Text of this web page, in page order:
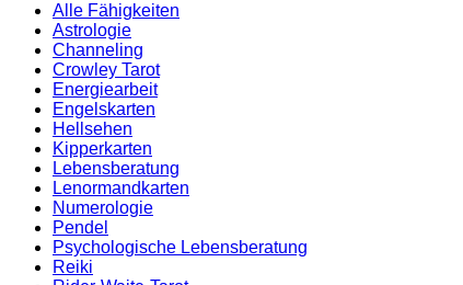
Alle Fähigkeiten
Astrologie
Channeling
Crowley Tarot
Energiearbeit
Engelskarten
Hellsehen
Kipperkarten
Lebensberatung
Lenormandkarten
Numerologie
Pendel
Psychologische Lebensberatung
Reiki